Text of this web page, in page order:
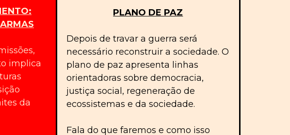
implica
da
PLANO DE PAZ
Depois de travar a guerra será
necessário reconstruir a sociedade. O
plano de paz apresenta linhas
orientadoras sobre democracia,
justiça social, regeneração de
ecossistemas e da sociedade.
Fala do que faremos e como isso